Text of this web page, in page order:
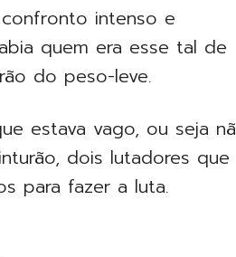
intenso e
quem era esse tal de
do peso-leve.
estava vago, ou seja
dois lutadores que
para fazer a luta.